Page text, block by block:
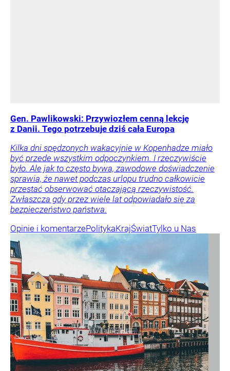
Gen. Pawlikowski: Przywiozłem cenną lekcję
z Danii. Tego potrzebuje dziś cała Europa
Kilka dni spędzonych wakacyjnie w Kopenhadze miało
być przede wszystkim odpoczynkiem. I rzeczywiście
było. Ale jak to często bywa, zawodowe doświadczenie
sprawia, że nawet podczas urlopu trudno całkowicie
przestać obserwować otaczającą rzeczywistość.
Zwłaszcza gdy przez wiele lat odpowiadało się za
bezpieczeństwo państwa.
Opinie i komentarzePolitykaKrajŚwiatTylko u Nas